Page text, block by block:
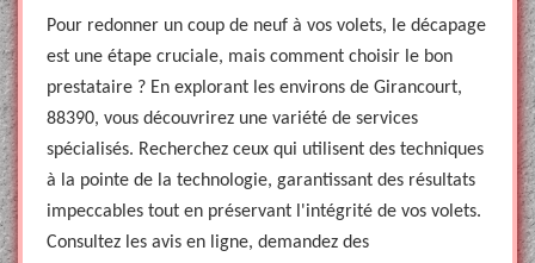
Pour redonner un coup de neuf à vos volets, le décapage
est une étape cruciale, mais comment choisir le bon
prestataire ? En explorant les environs de Girancourt,
88390, vous découvrirez une variété de services
spécialisés. Recherchez ceux qui utilisent des techniques
à la pointe de la technologie, garantissant des résultats
impeccables tout en préservant l'intégrité de vos volets.
Consultez les avis en ligne, demandez des